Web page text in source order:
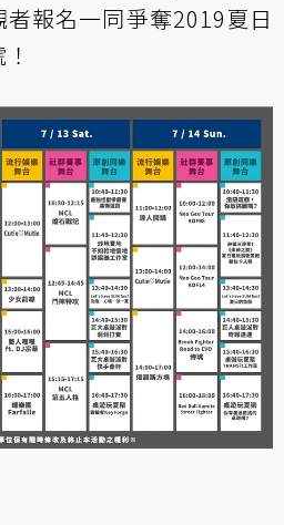
報名一同爭奪2019夏日